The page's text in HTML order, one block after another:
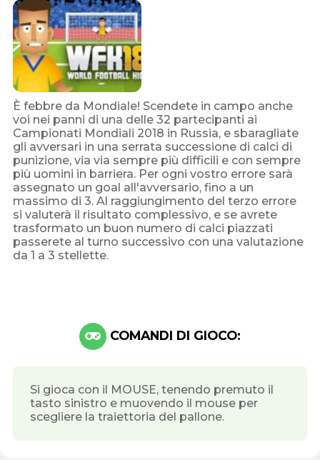
È febbre da Mondiale! Scendete in campo anche
voi nei panni di una delle 32 partecipanti ai
Campionati Mondiali 2018 in Russia, e sbaragliate
gli avversari in una serrata successione di calci di
punizione, via via sempre più difficili e con sempre
più uomini in barriera. Per ogni vostro errore sarà
assegnato un goal all'avversario, fino a un
massimo di 3. Al raggiungimento del terzo errore
si valuterà il risultato complessivo, e se avrete
trasformato un buon numero di calci piazzati
passerete al turno successivo con una valutazione
da 1 a 3 stellette.
COMANDI DI GIOCO:
Si gioca con il MOUSE, tenendo premuto il
tasto sinistro e muovendo il mouse per
scegliere la traiettoria del pallone.